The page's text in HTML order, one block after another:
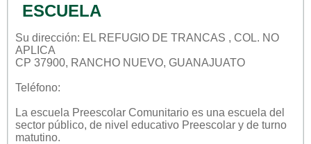
ESCUELA
Su dirección: EL REFUGIO DE TRANCAS , COL. NO
APLICA
CP 37900, RANCHO NUEVO, GUANAJUATO
Teléfono:
La escuela Preescolar Comunitario es una escuela del
sector público, de nivel educativo Preescolar y de turno
matutino.